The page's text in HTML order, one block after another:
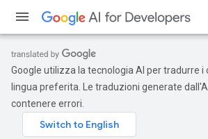
Google utilizza la tecnologia AI per tradurre i
lingua preferita. Le traduzioni generate
contenere errori.